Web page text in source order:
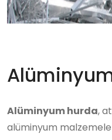
Alüminyum hurda,
alüminyum